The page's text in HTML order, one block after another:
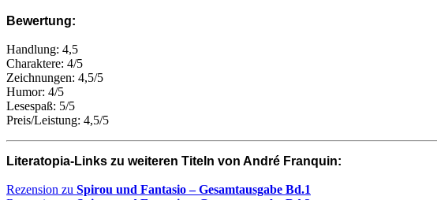
Bewertung:
Handlung: 4,5
Charaktere: 4/5
Zeichnungen: 4,5/5
Humor: 4/5
Lesespaß: 5/5
Preis/Leistung: 4,5/5
Literatopia-Links zu weiteren Titeln von André Franquin:
Rezension zu Spirou und Fantasio – Gesamtausgabe Bd.1